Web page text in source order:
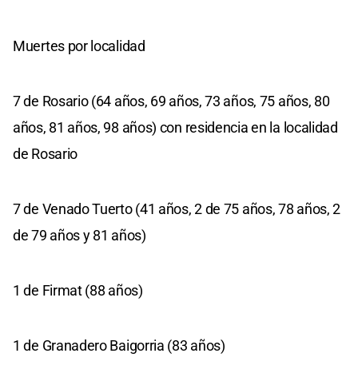
Muertes por localidad
7 de Rosario (64 años, 69 años, 73 años, 75 años, 80
años, 81 años, 98 años) con residencia en la localidad
de Rosario
7 de Venado Tuerto (41 años, 2 de 75 años, 78 años, 2
de 79 años y 81 años)
1 de Firmat (88 años)
1 de Granadero Baigorria (83 años)